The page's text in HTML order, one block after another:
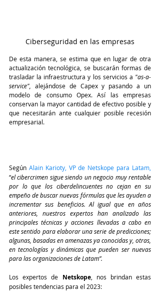
Ciberseguridad en las empresas
De esta manera, se estima que en lugar de otra
actualización tecnológica, se buscarán formas de
trasladar la infraestructura y los servicios a "as-a-
service", alejándose de Capex y pasando a un
modelo de consumo Opex. Así las empresas
conservan la mayor cantidad de efectivo posible y
que necesitarán ante cualquier posible recesión
empresarial.
Según Alain Karioty, VP de Netskope para Latam,
“el cibercrimen sigue siendo un negocio muy rentable
por lo que los ciberdelincuentes no cejan en su
empeño de buscar nuevas fórmulas que les ayuden a
incrementar sus beneficios. Al igual que en años
anteriores, nuestros expertos han analizado las
principales técnicas y acciones llevadas a cabo en
este sentido para elaborar una serie de predicciones;
algunas, basadas en amenazas ya conocidas y, otras,
en tecnologías y dinámicas que pueden ser nuevas
para las organizaciones de Latam”.
Los expertos de Netskope, nos brindan estas
posibles tendencias para el 2023: